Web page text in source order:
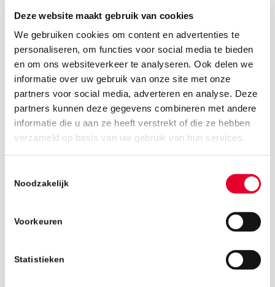
Deze website maakt gebruik van cookies
We gebruiken cookies om content en advertenties te
personaliseren, om functies voor social media te bieden
en om ons websiteverkeer te analyseren. Ook delen we
informatie over uw gebruik van onze site met onze
partners voor social media, adverteren en analyse. Deze
partners kunnen deze gegevens combineren met andere
informatie die u aan ze heeft verstrekt of die ze hebben
verzameld op basis van uw gebruik van hun services.
Noodzakelijk
Voorkeuren
Statistieken
16 september 2019